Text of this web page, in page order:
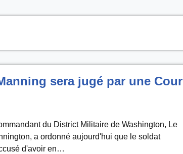
sera jugé par une Cour
du District Militaire de Washington, Le
a ordonné aujourd'hui que le soldat
d'avoir en…